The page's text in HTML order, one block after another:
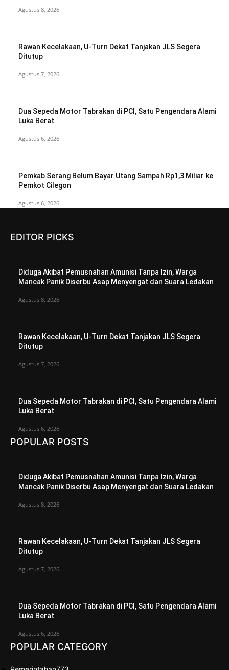
Agustus 8, 2026
Rawan Kecelakaan, U-Turn Dekat Tanjakan JLS Segera
Ditutup
Agustus 7, 2026
Dua Sepeda Motor Tabrakan di PCI, Satu Pengendara Alami
Luka Berat
Agustus 6, 2026
Pemkab Serang Belum Bayar Utang Sampah Rp1,3 Miliar ke
Pemkot Cilegon
Agustus 6, 2026
EDITOR PICKS
Diduga Akibat Pemusnahan Amunisi Tanpa Izin, Warga
Mancak Panik Diserbu Asap Menyengat dan Suara Ledakan
Agustus 8, 2026
Rawan Kecelakaan, U-Turn Dekat Tanjakan JLS Segera
Ditutup
Agustus 7, 2026
Dua Sepeda Motor Tabrakan di PCI, Satu Pengendara Alami
Luka Berat
Agustus 6, 2026
POPULAR POSTS
Diduga Akibat Pemusnahan Amunisi Tanpa Izin, Warga
Mancak Panik Diserbu Asap Menyengat dan Suara Ledakan
Agustus 8, 2026
Rawan Kecelakaan, U-Turn Dekat Tanjakan JLS Segera
Ditutup
Agustus 7, 2026
Dua Sepeda Motor Tabrakan di PCI, Satu Pengendara Alami
Luka Berat
Agustus 6, 2026
POPULAR CATEGORY